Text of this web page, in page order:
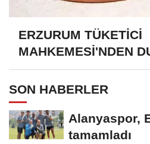
ERZURUM TÜKETİCİ
MAHKEMESİ'NDEN
SON HABERLER
Alanyaspor,
tamamladı